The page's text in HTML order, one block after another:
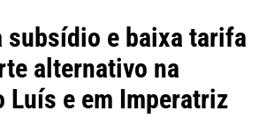
subsídio e baixa tarifa
alternativo na
Luís e em Imperatriz